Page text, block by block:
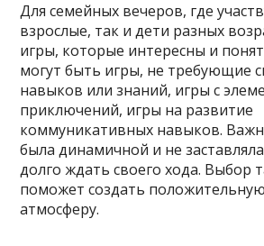
Для семейных вечеров, где
взрослые, так и дети разных
игры, которые интересны и
могут быть игры, не требующие
навыков или знаний, игры с
приключений, игры на развитие
коммуникативных навыков.
была динамичной и не
долго ждать своего хода. Выбор
поможет создать
атмосферу.